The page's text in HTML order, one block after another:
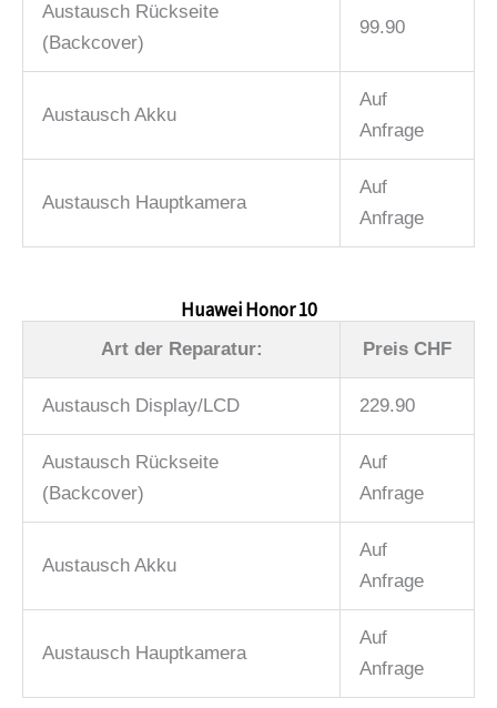
Austausch Rückseite
(Backcover)
99.90
Austausch Akku
Auf
Anfrage
Austausch Hauptkamera
Auf
Anfrage
Huawei Honor 10
Art der Reparatur: Preis CHF
Austausch Display/LCD 229.90
Austausch Rückseite
(Backcover)
Auf
Anfrage
Austausch Akku
Auf
Anfrage
Austausch Hauptkamera
Auf
Anfrage